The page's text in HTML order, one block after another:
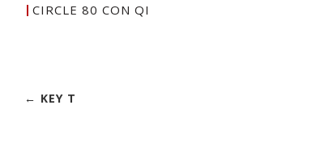
CIRCLE 80 CON QI
← KEY T